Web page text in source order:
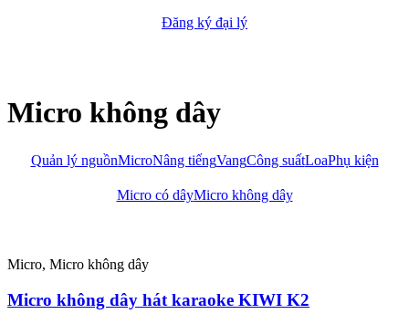
Đăng ký đại lý
Micro không dây
Quản lý nguồnMicroNâng tiếngVangCông suấtLoaPhụ kiện
Micro có dâyMicro không dây
Micro, Micro không dây
Micro không dây hát karaoke KIWI K2